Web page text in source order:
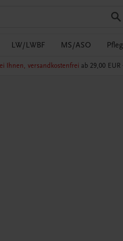
LW/LWBF MS/ASO
Ihnen, versandkostenfrei ab 29,00 EUR